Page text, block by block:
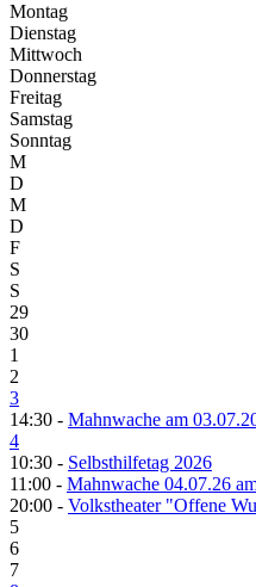
Montag
Dienstag
Mittwoch
Donnerstag
Freitag
Samstag
Sonntag
M
D
M
D
F
S
S
29
30
1
2
3
14:30 - Mahnwache am
4
10:30 - Selbsthilfetag 2026
11:00 - Mahnwache 04.07.26
20:00 - Volkstheater "Offene
5
6
7